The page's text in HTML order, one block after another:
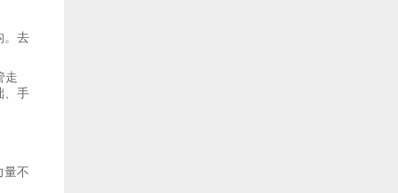
。去
走
、手
量不